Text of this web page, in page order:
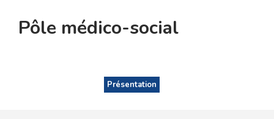
Pôle médico-social
Présentation